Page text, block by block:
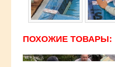
ПОХОЖИЕ ТОВАРЫ: